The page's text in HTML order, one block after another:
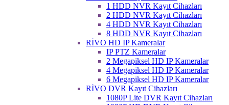
1 HDD NVR Kayıt Cihazları
2 HDD NVR Kayıt Cihazları
4 HDD NVR Kayıt Cihazları
8 HDD NVR Kayıt Cihazları
RİVO HD IP Kameralar
IP PTZ Kameralar
2 Megapiksel HD IP Kameralar
4 Megapiksel HD IP Kameralar
6 Megapiksel HD IP Kameralar
RİVO DVR Kayıt Cihazları
1080P Lite DVR Kayıt Cihazları